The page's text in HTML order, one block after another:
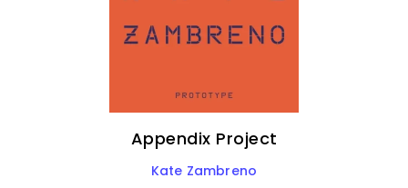
Appendix Project
Kate Zambreno